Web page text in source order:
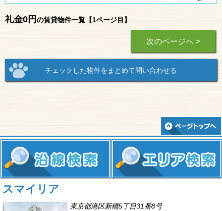
礼金0円の賃貸物件一覧【1ページ目】
次のページへ >
スマイリア
東京都港区新橋5丁目31番8号